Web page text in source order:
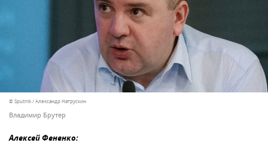
© Sputnik / Александр Натрускин
Владимир Брутер
Алексей Фененко: